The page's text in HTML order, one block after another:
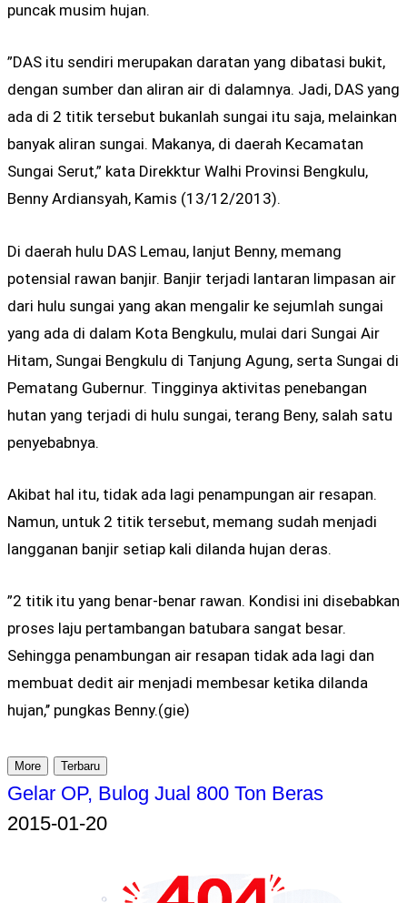
puncak musim hujan.
”DAS itu sendiri merupakan daratan yang dibatasi bukit,
dengan sumber dan aliran air di dalamnya. Jadi, DAS yang
ada di 2 titik tersebut bukanlah sungai itu saja, melainkan
banyak aliran sungai. Makanya, di daerah Kecamatan
Sungai Serut,” kata Direkktur Walhi Provinsi Bengkulu,
Benny Ardiansyah, Kamis (13/12/2013).
Di daerah hulu DAS Lemau, lanjut Benny, memang
potensial rawan banjir. Banjir terjadi lantaran limpasan air
dari hulu sungai yang akan mengalir ke sejumlah sungai
yang ada di dalam Kota Bengkulu, mulai dari Sungai Air
Hitam, Sungai Bengkulu di Tanjung Agung, serta Sungai di
Pematang Gubernur. Tingginya aktivitas penebangan
hutan yang terjadi di hulu sungai, terang Beny, salah satu
penyebabnya.
Akibat hal itu, tidak ada lagi penampungan air resapan.
Namun, untuk 2 titik tersebut, memang sudah menjadi
langganan banjir setiap kali dilanda hujan deras.
”2 titik itu yang benar-benar rawan. Kondisi ini disebabkan
proses laju pertambangan batubara sangat besar.
Sehingga penambungan air resapan tidak ada lagi dan
membuat dedit air menjadi membesar ketika dilanda
hujan,’’ pungkas Benny.(gie)
More Terbaru
Gelar OP, Bulog Jual 800 Ton Beras
2015-01-20